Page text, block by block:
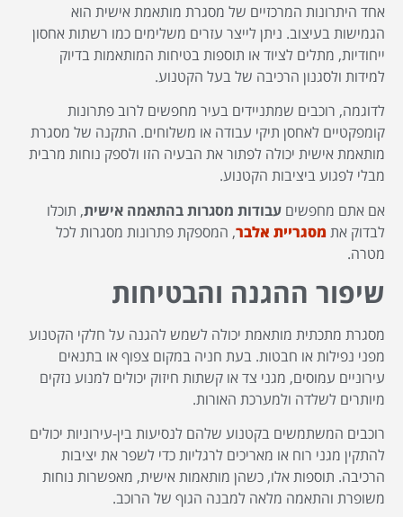
אחד היתרונות המרכזיים של מסגרת מותאמת אישית הוא
הגמישות בעיצוב. ניתן לייצר עזרים משלימים כמו רשתות אחסון
ייחודיות, מתלים לציוד או תוספות בטיחות המותאמות בדיוק
למידות ולסגנון הרכיבה של בעל הקטנוע.
לדוגמה, רוכבים שמתניידים בעיר מחפשים לרוב פתרונות
קומפקטיים לאחסן תיקי עבודה או משלוחים. התקנה של מסגרת
מותאמת אישית יכולה לפתור את הבעיה הזו ולספק נוחות מרבית
מבלי לפגוע ביציבות הקטנוע.
אם אתם מחפשים עבודות מסגרות בהתאמה אישית, תוכלו
לבדוק אתמסגריית אלבר, המספקת פתרונות מסגרות לכל
מטרה.
שיפור ההגנה והבטיחות
מסגרת מתכתית מותאמת יכולה לשמש להגנה על חלקי הקטנוע
מפני נפילות או חבטות. בעת חניה במקום צפוף או בתנאים
עירוניים עמוסים, מגני צד או קשתות חיזוק יכולים למנוע נזקים
מיותרים לשלדה ולמערכת האורות.
רוכבים המשתמשים בקטנוע שלהם לנסיעות בין-עירוניות יכולים
להתקין מגני רוח או מאריכים לרגליות כדי לשפר את יציבות
הרכיבה. תוספות אלו, כשהן מותאמות אישית, מאפשרות נוחות
משופרת והתאמה מלאה למבנה הגוף של הרוכב.